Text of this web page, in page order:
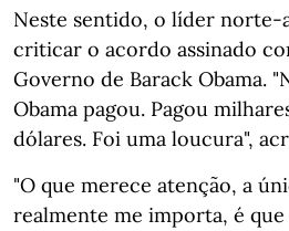
Neste sentido, o líder norte-
criticar o acordo assinado
Governo de Barack Obama.
Obama pagou. Pagou
dólares. Foi uma loucura",
"O que merece atenção, a
realmente me importa, é